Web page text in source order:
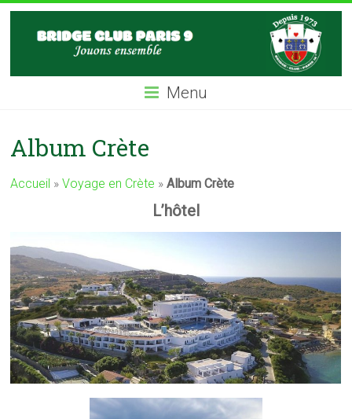
Skip
contentBC9
Club
Menu
Album Crète
Accueil »Voyage en Crète »Album Crète
L’hôtel